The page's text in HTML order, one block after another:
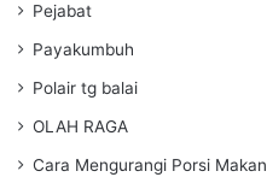
Pejabat
Payakumbuh
Polair tg balai
OLAH RAGA
Cara Mengurangi Porsi Makan